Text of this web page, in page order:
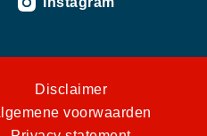
Disclaimer
voorwaarden